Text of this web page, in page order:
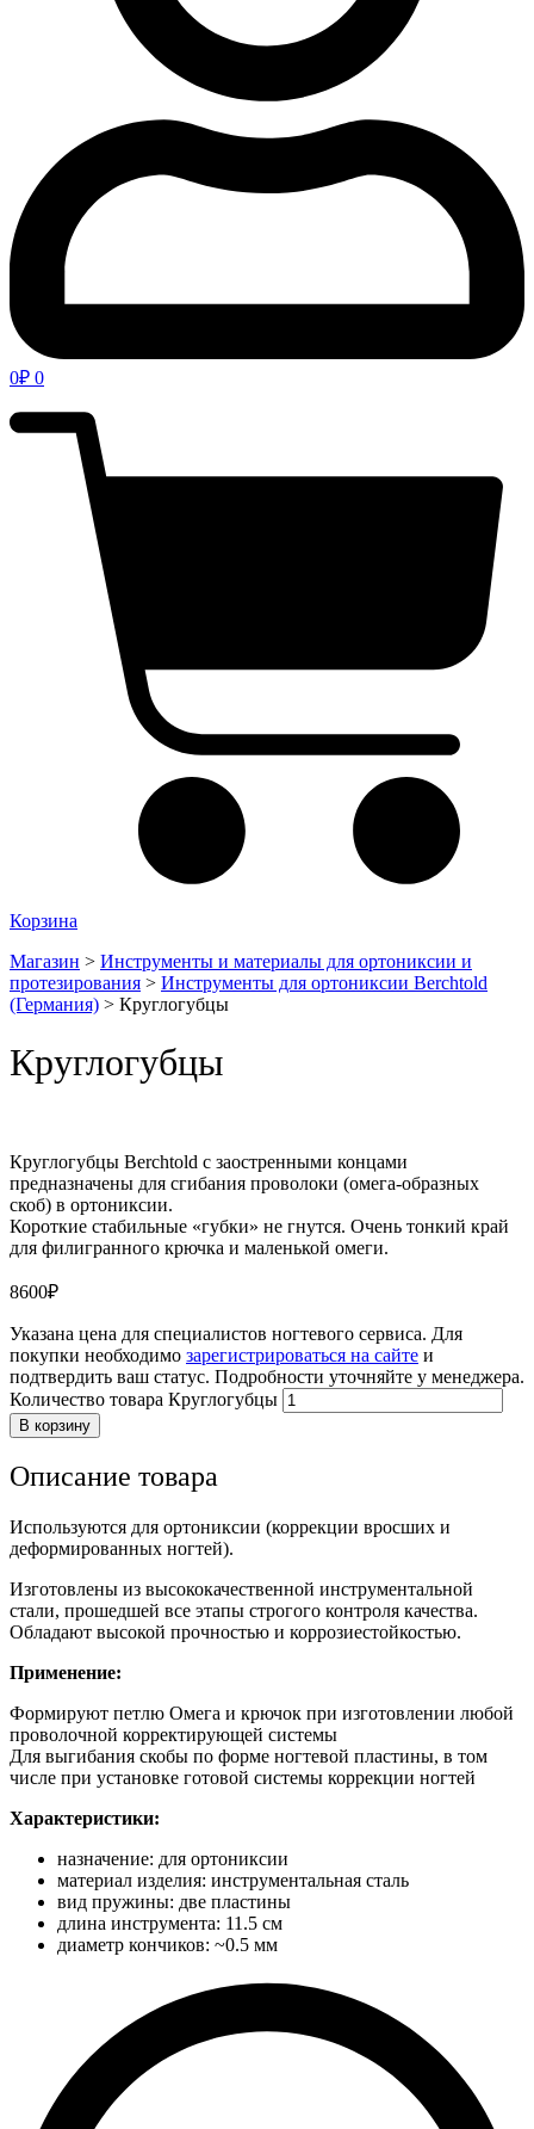
0₽ 0
Корзина
Магазин > Инструменты и материалы для ортониксии и
протезирования > Инструменты для ортониксии Berchtold
(Германия) > Круглогубцы
Круглогубцы
Круглогубцы Berchtold с заостренными концами
предназначены для сгибания проволоки (омега-образных
скоб) в ортониксии.
Короткие стабильные «губки» не гнутся. Очень тонкий край
для филигранного крючка и маленькой омеги.
8600₽
Указана цена для специалистов ногтевого сервиса. Для
покупки необходимо зарегистрироваться на сайте и
подтвердить ваш статус. Подробности уточняйте у менеджера.
Количество товара Круглогубцы
В корзину
Описание товара
Используются для ортониксии (коррекции вросших и
деформированных ногтей).
Изготовлены из высококачественной инструментальной
стали, прошедшей все этапы строгого контроля качества.
Обладают высокой прочностью и коррозиестойкостью.
Применение:
Формируют петлю Омега и крючок при изготовлении любой
проволочной корректирующей системы
Для выгибания скобы по форме ногтевой пластины, в том
числе при установке готовой системы коррекции ногтей
Характеристики:
назначение: для ортониксии
материал изделия: инструментальная сталь
вид пружины: две пластины
длина инструмента: 11.5 см
диаметр кончиков: ~0.5 мм